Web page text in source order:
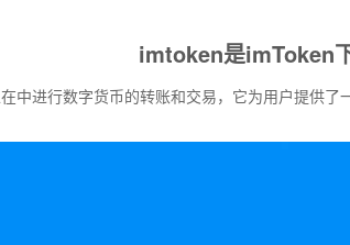
imtoken是imToken
中进行数字货币的转账和交易，它为用户提供